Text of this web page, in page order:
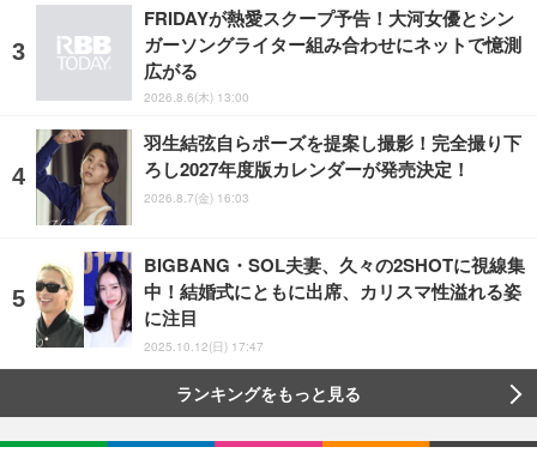
FRIDAYが熱愛スクープ予告！大河女優とシン
ガーソングライター組み合わせにネットで憶測
広がる
2026.8.6(木) 13:00
羽生結弦自らポーズを提案し撮影！完全撮り下
ろし2027年度版カレンダーが発売決定！
2026.8.7(金) 16:03
BIGBANG・SOL夫妻、久々の2SHOTに視線集
中！結婚式にともに出席、カリスマ性溢れる姿
に注目
2025.10.12(日) 17:47
ランキングをもっと見る